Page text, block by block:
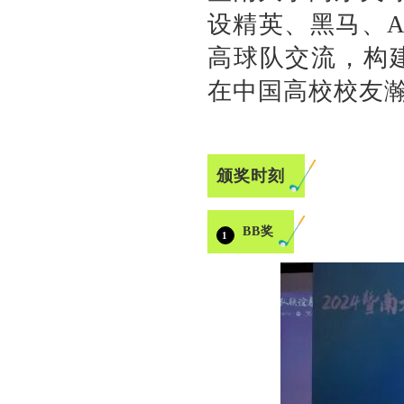
设精英、黑马、
高球队交流，构
在中国高校校友
颁奖时刻
1 BB奖